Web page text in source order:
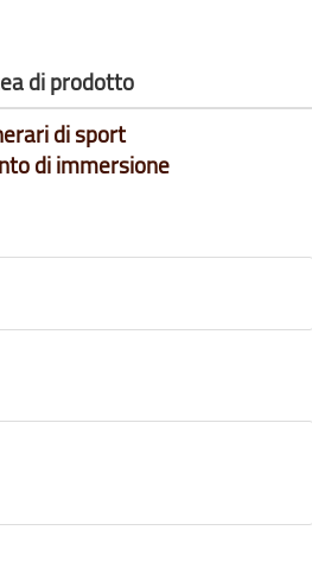
di prodotto
di sport
di immersione